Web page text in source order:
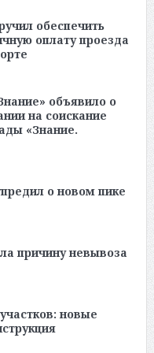
обеспечить
оплату проезда
объявило о
на соискание
«Знание.
о новом пике
причину невывоза
новые